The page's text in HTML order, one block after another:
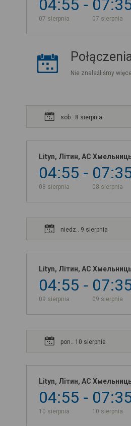
04:55
07 sierpnia 07 sierpnia
Nie znaleźliśmy
sob.. 8 sierpnia
Lityn, Літин, АС
04:55
08 sierpnia 08 sierpnia
niedz.. 9 sierpnia
Lityn, Літин, АС
04:55
09 sierpnia 09 sierpnia
pon.. 10 sierpnia
Lityn, Літин, АС
04:55
10 sierpnia 10 sierpnia